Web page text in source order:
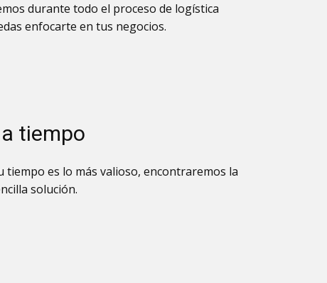
durante todo el proceso de logística
enfocarte en tus negocios.
tiempo
tiempo es lo más valioso, encontraremos la
solución.